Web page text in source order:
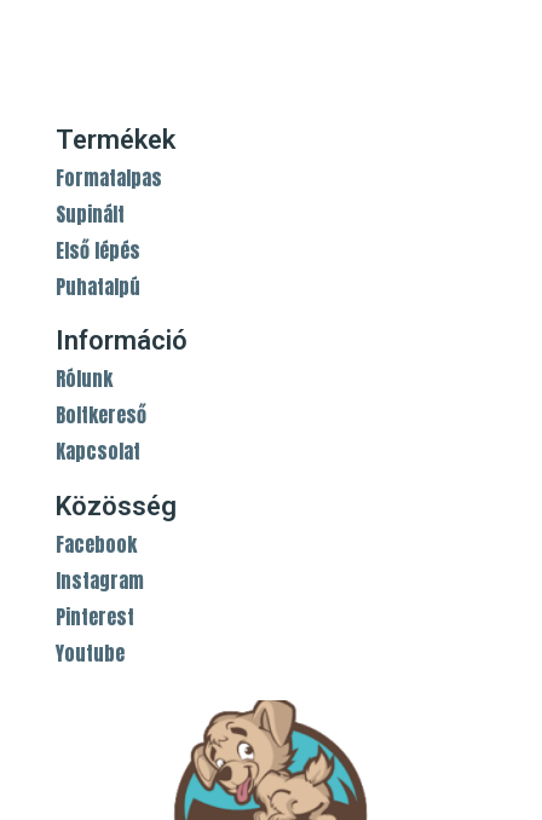
Termékek
Formatalpas
Supinált
Első lépés
Puhatalpú
Információ
Rólunk
Boltkereső
Kapcsolat
Közösség
Facebook
Instagram
Pinterest
Youtube